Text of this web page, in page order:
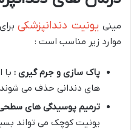
مینییونیت دندانپزشکی
موارد زیر مناسب است :
پاک سازی و جرم گیری : با
های دندانی حذف می
ترمیم پوسیدگی های
یونیت کوچک می تواند